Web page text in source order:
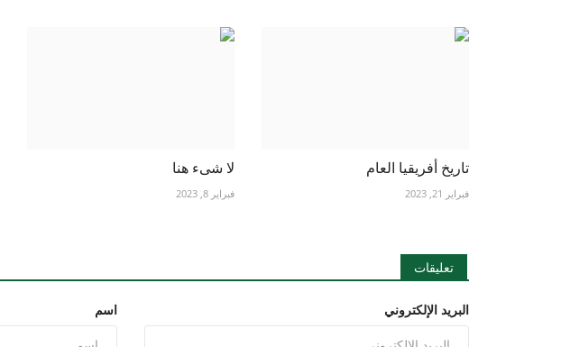
تاريخ أفريقيا العام
فبراير 21, 2023
لا شىء هنا
فبراير 8, 2023
تعليقات
اسم البريد الإلكتروني